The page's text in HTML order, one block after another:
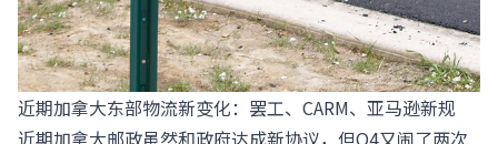
近期加拿大东部物流新变化：罢工、CARM、亚马逊新规
近期加拿大邮政虽然和政府达成新协议，但Q4又闹了两次